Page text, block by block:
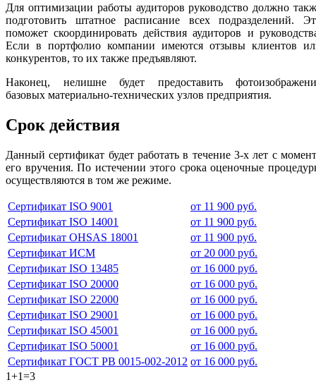
Для оптимизации работы аудиторов руководство должно
подготовить штатное расписание всех подразделений.
поможет скоординировать действия аудиторов и
Если в портфолио компании имеются отзывы клиентов
конкурентов, то их также предъявляют.
Наконец, нелишне будет предоставить
базовых материально-технических узлов предприятия.
Срок действия
Данный сертификат будет работать в течение 3-х лет с
его вручения. По истечении этого срока оценочные
осуществляются в том же режиме.
Сертификат ISO 9001
от 11 900 руб.
Сертификат ISO 14001
от 11 900 руб.
Сертификат OHSAS 18001
от 11 900 руб.
Сертификат ИСМ
от 20 000 руб.
Сертификат ISO 13485
от 16 000 руб.
Сертификат ISO 20000
от 16 000 руб.
Сертификат ISO 22000
от 16 000 руб.
Сертификат ISO 29001
от 16 000 руб.
Сертификат ISO 45001
от 16 000 руб.
Сертификат ISO 50001
от 16 000 руб.
Сертификат ГОСТ РВ 0015-002-2012 от 16 000 руб.
1+1=3